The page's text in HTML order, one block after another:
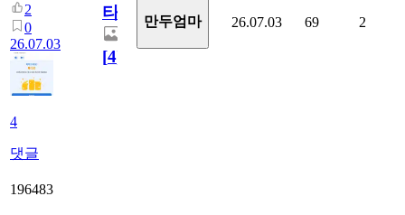
2
0
26.07.03
4
댓글
타
[4]
만두엄마 26.07.03 69 2
196483